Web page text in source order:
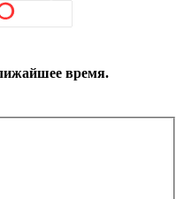
время.